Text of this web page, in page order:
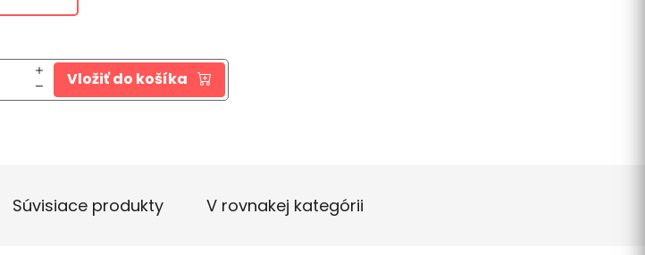
Vložiť do košíka
Súvisiace produkty V rovnakej kategórii